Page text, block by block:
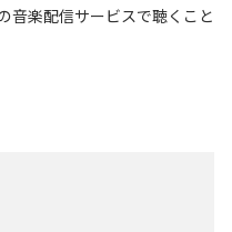
音楽配信サービスで聴くこと